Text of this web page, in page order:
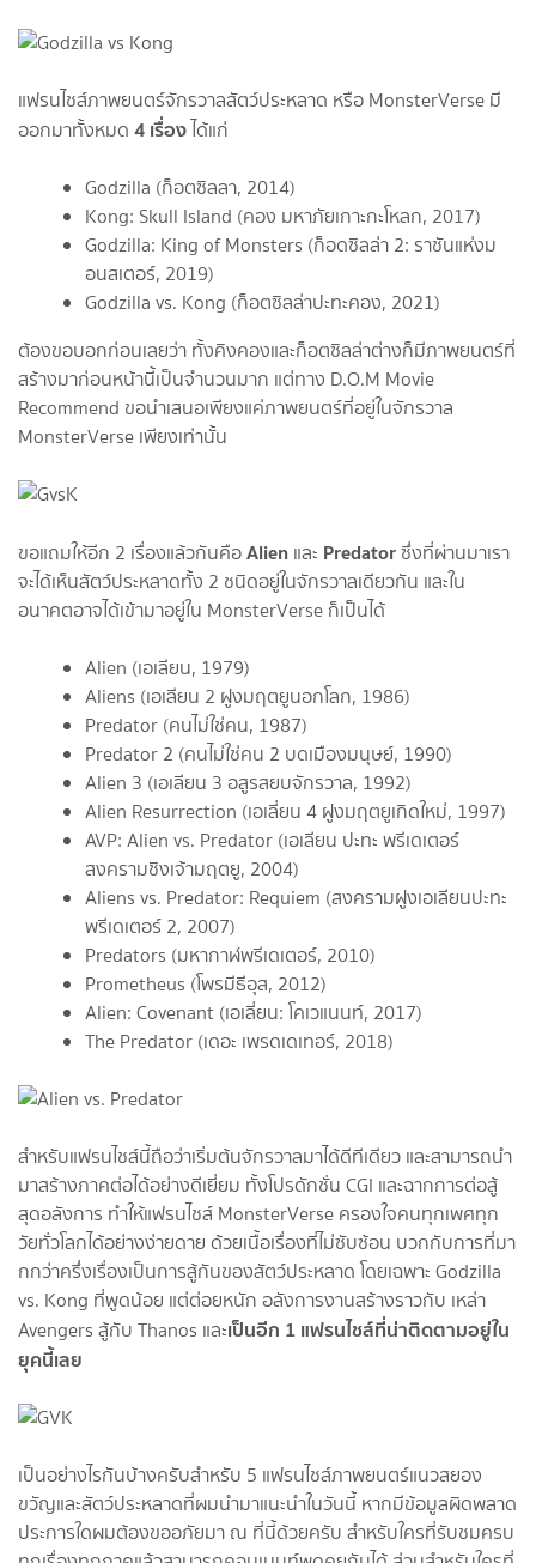
แฟรนไชส์ภาพยนตร์จักรวาลสัตว์ประหลาด หรือ MonsterVerse มี
ออกมาทั้งหมด 4 เรื่อง ได้แก่
Godzilla (ก็อตซิลลา, 2014)
Kong: Skull Island (คอง มหาภัยเกาะกะโหลก, 2017)
Godzilla: King of Monsters (ก็อดซิลล่า 2: ราชันแห่งม
อนสเตอร์, 2019)
Godzilla vs. Kong (ก็อตซิลล่าปะทะคอง, 2021)
ต้องขอบอกก่อนเลยว่า ทั้งคิงคองและก็อตซิลล่าต่างก็มีภาพยนตร์ที่
สร้างมาก่อนหน้านี้เป็นจำนวนมาก แต่ทาง D.O.M Movie
Recommend ขอนำเสนอเพียงแค่ภาพยนตร์ที่อยู่ในจักรวาล
MonsterVerse เพียงเท่านั้น
ขอแถมให้อีก 2 เรื่องแล้วกันคือAlien และ Predatorซึ่งที่ผ่านมาเรา
จะได้เห็นสัตว์ประหลาดทั้ง 2 ชนิดอยู่ในจักรวาลเดียวกัน และใน
อนาคตอาจได้เข้ามาอยู่ใน MonsterVerse ก็เป็นได้
Alien (เอเลียน, 1979)
Aliens (เอเลียน 2 ฝูงมฤตยูนอกโลก, 1986)
Predator (คนไม่ใช่คน, 1987)
Predator 2 (คนไม่ใช่คน 2 บดเมืองมนุษย์, 1990)
Alien 3 (เอเลียน 3 อสูรสยบจักรวาล, 1992)
Alien Resurrection (เอเลี่ยน 4 ฝูงมฤตยูเกิดใหม่, 1997)
AVP: Alien vs. Predator (เอเลียน ปะทะ พรีเดเตอร์
สงครามชิงเจ้ามฤตยู, 2004)
Aliens vs. Predator: Requiem (สงครามฝูงเอเลียนปะทะ
พรีเดเตอร์ 2, 2007)
Predators (มหากาฬพรีเดเตอร์, 2010)
Prometheus (โพรมีธีอุส, 2012)
Alien: Covenant (เอเลี่ยน: โคเวแนนท์, 2017)
The Predator (เดอะ เพรดเดเทอร์, 2018)
สำหรับแฟรนไชส์นี้ถือว่าเริ่มต้นจักรวาลมาได้ดีทีเดียว และสามารถนำ
มาสร้างภาคต่อได้อย่างดีเยี่ยม ทั้งโปรดักชั่น CGI และฉากการต่อสู้
สุดอลังการ ทำให้แฟรนไชส์ MonsterVerse ครองใจคนทุกเพศทุก
วัยทั่วโลกได้อย่างง่ายดาย ด้วยเนื้อเรื่องที่ไม่ซับซ้อน บวกกับการที่มา
กกว่าครึ่งเรื่องเป็นการสู้กันของสัตว์ประหลาด โดยเฉพาะ Godzilla
vs. Kong ที่พูดน้อย แต่ต่อยหนัก อลังการงานสร้างราวกับ เหล่า
Avengers สู้กับ Thanos และเป็นอีก 1 แฟรนไชส์ที่น่าติดตามอยู่ใน
ยุคนี้เลย
เป็นอย่างไรกันบ้างครับสำหรับ 5 แฟรนไชส์ภาพยนตร์แนวสยอง
ขวัญและสัตว์ประหลาดที่ผมนำมาแนะนำในวันนี้ หากมีข้อมูลผิดพลาด
ประการใดผมต้องขออภัยมา ณ ที่นี้ด้วยครับ สำหรับใครที่รับชมครบ